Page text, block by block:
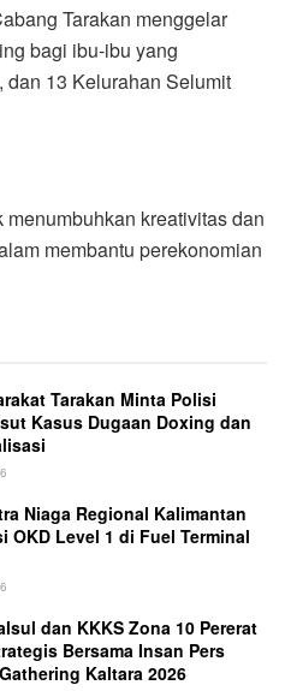
Tarakan menggelar
bagi ibu-ibu yang
13 Kelurahan Selumit
kreativitas dan
membantu perekonomian
Tarakan Minta Polisi
Kasus Dugaan Doxing dan
Niaga Regional Kalimantan
OKD Level 1 di Fuel Terminal
dan KKKS Zona 10 Pererat
Bersama Insan Pers
Kaltara 2026